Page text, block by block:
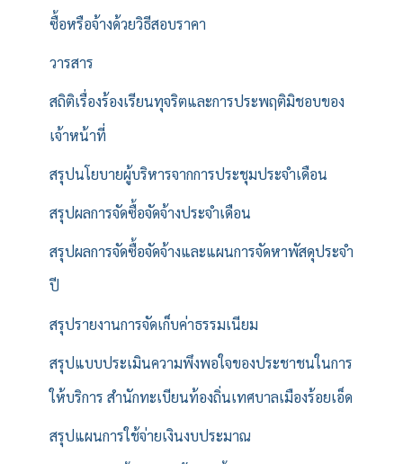
ซื้อหรือจ้างด้วยวิธีสอบราคา
วารสาร
สถิติเรื่องร้องเรียนทุจริตและการประพฤติมิชอบของ
เจ้าหน้าที่
สรุปนโยบายผู้บริหารจากการประชุมประจำเดือน
สรุปผลการจัดซื้อจัดจ้างประจำเดือน
สรุปผลการจัดซื้อจัดจ้างและแผนการจัดหาพัสดุประจำ
ปี
สรุปรายงานการจัดเก็บค่าธรรมเนียม
สรุปแบบประเมินความพึงพอใจของประชาชนในการ
ให้บริการ สำนักทะเบียนท้องถิ่นเทศบาลเมืองร้อยเอ็ด
สรุปแผนการใช้จ่ายเงินงบประมาณ